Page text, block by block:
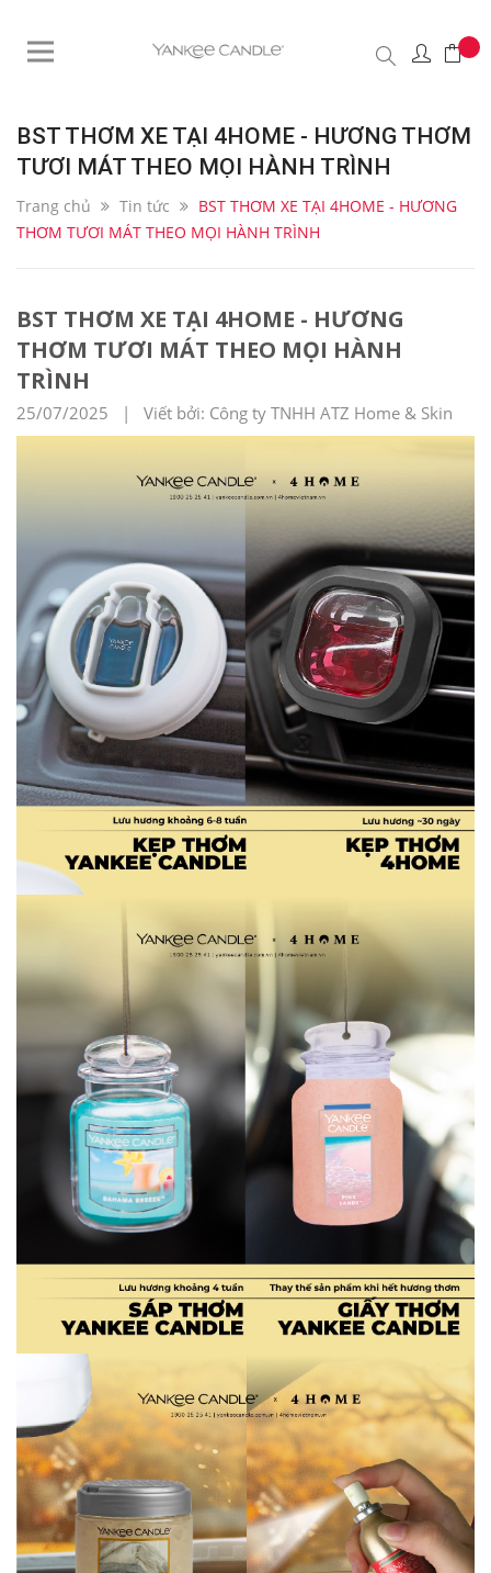
BST THƠM XE TẠI 4HOME - HƯƠNG THƠM
TƯƠI MÁT THEO MỌI HÀNH TRÌNH
Trang chủ Tin tức
BST THƠM XE TẠI 4HOME - HƯƠNG
THƠM TƯƠI MÁT THEO MỌI HÀNH TRÌNH
BST THƠM XE TẠI 4HOME - HƯƠNG
THƠM TƯƠI MÁT THEO MỌI HÀNH
TRÌNH
25/07/2025 | Viết bởi: Công ty TNHH ATZ Home & Skin